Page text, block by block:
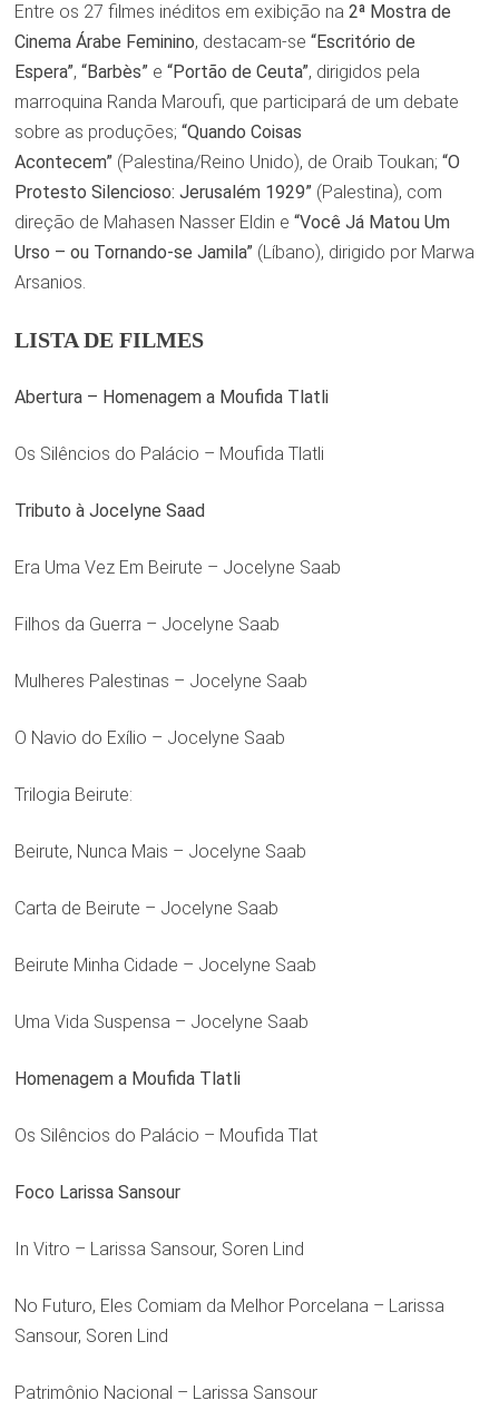
Entre os 27 filmes inéditos em exibição na 2ª Mostra de
Cinema Árabe Feminino, destacam-se “Escritório de
Espera”, “Barbès”e “Portão de Ceuta”, dirigidos pela
marroquina Randa Maroufi, que participará de um debate
sobre as produções; “Quando Coisas
Acontecem”(Palestina/Reino Unido), de Oraib Toukan; “O
Protesto Silencioso: Jerusalém 1929” (Palestina), com
direção de Mahasen Nasser Eldin e “Você Já Matou Um
Urso – ou Tornando-se Jamila” (Líbano), dirigido por Marwa
Arsanios.
LISTA DE FILMES
Abertura – Homenagem a Moufida Tlatli
Os Silêncios do Palácio – Moufida Tlatli
Tributo à Jocelyne Saad
Era Uma Vez Em Beirute – Jocelyne Saab
Filhos da Guerra – Jocelyne Saab
Mulheres Palestinas – Jocelyne Saab
O Navio do Exílio – Jocelyne Saab
Trilogia Beirute:
Beirute, Nunca Mais – Jocelyne Saab
Carta de Beirute – Jocelyne Saab
Beirute Minha Cidade – Jocelyne Saab
Uma Vida Suspensa – Jocelyne Saab
Homenagem a Moufida Tlatli
Os Silêncios do Palácio – Moufida Tlat
Foco Larissa Sansour
In Vitro – Larissa Sansour, Soren Lind
No Futuro, Eles Comiam da Melhor Porcelana – Larissa
Sansour, Soren Lind
Patrimônio Nacional – Larissa Sansour